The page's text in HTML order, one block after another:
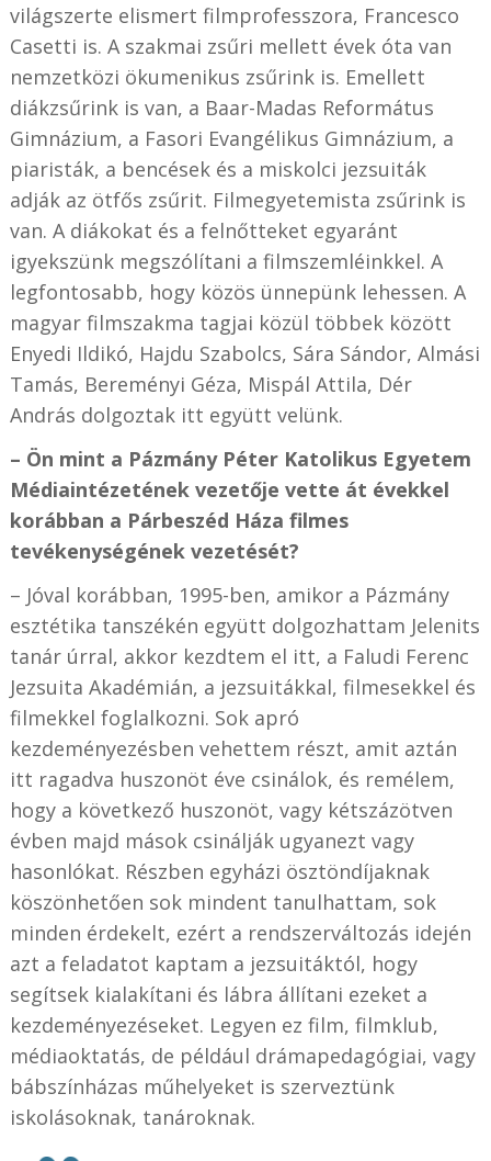
világszerte elismert filmprofesszora, Francesco
Casetti is. A szakmai zsűri mellett évek óta van
nemzetközi ökumenikus zsűrink is. Emellett
diákzsűrink is van, a Baar-Madas Református
Gimnázium, a Fasori Evangélikus Gimnázium, a
piaristák, a bencések és a miskolci jezsuiták
adják az ötfős zsűrit. Filmegyetemista zsűrink is
van. A diákokat és a felnőtteket egyaránt
igyekszünk megszólítani a filmszemléinkkel. A
legfontosabb, hogy közös ünnepünk lehessen. A
magyar filmszakma tagjai közül többek között
Enyedi Ildikó, Hajdu Szabolcs, Sára Sándor, Almási
Tamás, Bereményi Géza, Mispál Attila, Dér
András dolgoztak itt együtt velünk.
– Ön mint a Pázmány Péter Katolikus Egyetem
Médiaintézetének vezetője vette át évekkel
korábban a Párbeszéd Háza filmes
tevékenységének vezetését?
– Jóval korábban, 1995-ben, amikor a Pázmány
esztétika tanszékén együtt dolgozhattam Jelenits
tanár úrral, akkor kezdtem el itt, a Faludi Ferenc
Jezsuita Akadémián, a jezsuitákkal, filmesekkel és
filmekkel foglalkozni. Sok apró
kezdeményezésben vehettem részt, amit aztán
itt ragadva huszonöt éve csinálok, és remélem,
hogy a következő huszonöt, vagy kétszázötven
évben majd mások csinálják ugyanezt vagy
hasonlókat. Részben egyházi ösztöndíjaknak
köszönhetően sok mindent tanulhattam, sok
minden érdekelt, ezért a rendszerváltozás idején
azt a feladatot kaptam a jezsuitáktól, hogy
segítsek kialakítani és lábra állítani ezeket a
kezdeményezéseket. Legyen ez film, filmklub,
médiaoktatás, de például drámapedagógiai, vagy
bábszínházas műhelyeket is szerveztünk
iskolásoknak, tanároknak.